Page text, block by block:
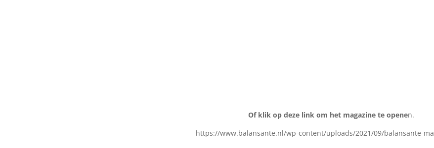
Of klik op deze link om het magazine te openen.
https://www.balansante.nl/wp-content/uploads/2021/09/balansante-